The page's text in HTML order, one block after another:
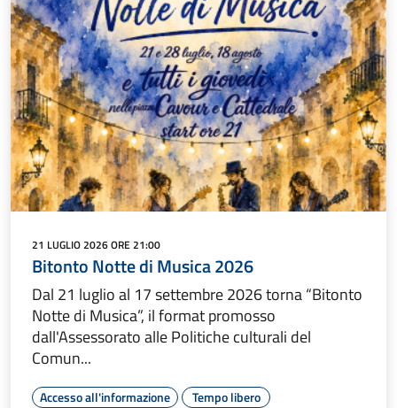
21 LUGLIO 2026 ORE 21:00
Bitonto Notte di Musica 2026
Dal 21 luglio al 17 settembre 2026 torna “Bitonto
Notte di Musica”, il format promosso
dall'Assessorato alle Politiche culturali del
Comun...
Accesso all'informazione Tempo libero